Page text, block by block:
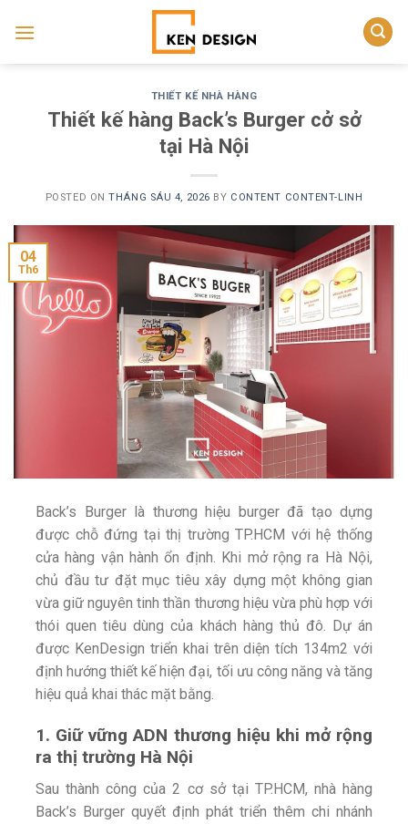
THIẾT KẾ NHÀ HÀNG
Thiết kế hàng Back’s Burger cở sở
tại Hà Nội
POSTED ONTHÁNG SÁU 4, 2026 BY CONTENT CONTENT-LINH
04
Th6
Back’s Burger là thương hiệu burger đã tạo dựng
được chỗ đứng tại thị trường TP.HCM với hệ thống
cửa hàng vận hành ổn định. Khi mở rộng ra Hà Nội,
chủ đầu tư đặt mục tiêu xây dựng một không gian
vừa giữ nguyên tinh thần thương hiệu vừa phù hợp với
thói quen tiêu dùng của khách hàng thủ đô. Dự án
được KenDesign triển khai trên diện tích 134m2 với
định hướng thiết kế hiện đại, tối ưu công năng và tăng
hiệu quả khai thác mặt bằng.
1. Giữ vững ADN thương hiệu khi mở rộng
ra thị trường Hà Nội
Sau thành công của 2 cơ sở tại TP.HCM, nhà hàng
Back’s Burger quyết định phát triển thêm chi nhánh